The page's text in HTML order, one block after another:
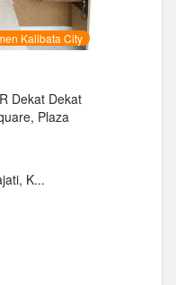
Kalibata City
Dekat Dekat
Plaza
K...